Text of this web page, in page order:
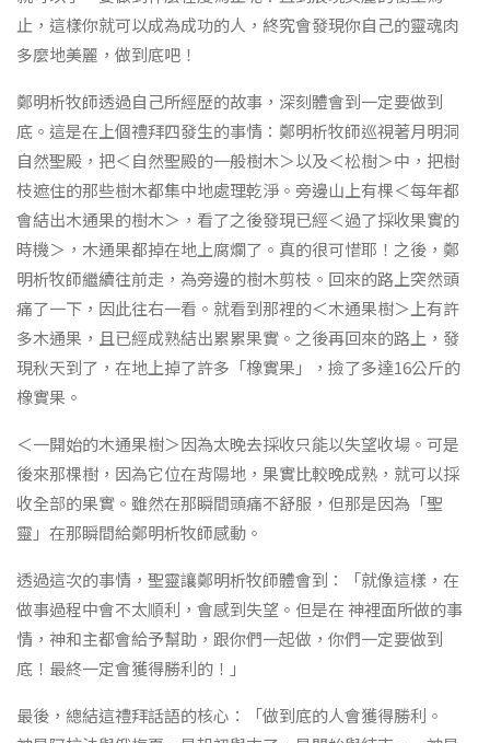
止，這樣你就可以成為成功的人，終究會發現你自己的靈魂肉
多麼地美麗，做到底吧！
鄭明析牧師透過自己所經歷的故事，深刻體會到一定要做到
底。這是在上個禮拜四發生的事情：鄭明析牧師巡視著月明洞
自然聖殿，把＜自然聖殿的一般樹木＞以及＜松樹＞中，把樹
枝遮住的那些樹木都集中地處理乾淨。旁邊山上有棵＜每年都
會結出木通果的樹木＞，看了之後發現已經＜過了採收果實的
時機＞，木通果都掉在地上腐爛了。真的很可惜耶！之後，鄭
明析牧師繼續往前走，為旁邊的樹木剪枝。回來的路上突然頭
痛了一下，因此往右一看。就看到那裡的＜木通果樹＞上有許
多木通果，且已經成熟結出累累果實。之後再回來的路上，發
現秋天到了，在地上掉了許多「橡實果」，撿了多達16公斤的
橡實果。
＜一開始的木通果樹＞因為太晚去採收只能以失望收場。可是
後來那棵樹，因為它位在背陽地，果實比較晚成熟，就可以採
收全部的果實。雖然在那瞬間頭痛不舒服，但那是因為「聖
靈」在那瞬間給鄭明析牧師感動。
透過這次的事情，聖靈讓鄭明析牧師體會到：「就像這樣，在
做事過程中會不太順利，會感到失望。但是在 神裡面所做的事
情，神和主都會給予幫助，跟你們一起做，你們一定要做到
底！最終一定會獲得勝利的！」
最後，總結這禮拜話語的核心：「做到底的人會獲得勝利。